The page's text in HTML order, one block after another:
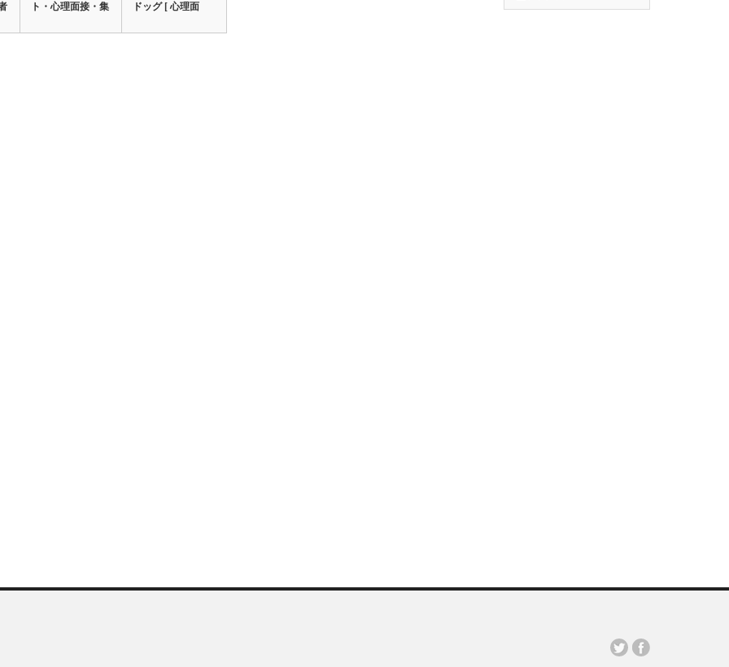
ト・心理面接・集
ドッグ [ 心理面
ス…